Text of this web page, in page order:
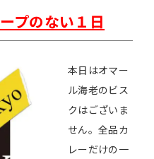
プのない１日
本日はオマー
ル海老のビス
クはございま
せん。全品カ
レーだけの一